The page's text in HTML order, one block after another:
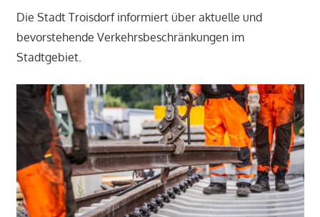
Die Stadt Troisdorf informiert über aktuelle und
bevorstehende Verkehrsbeschränkungen im
Stadtgebiet.